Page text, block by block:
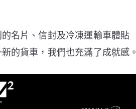
名片、信封及冷凍運輸車體貼
的貨車，我們也充滿了成就感。